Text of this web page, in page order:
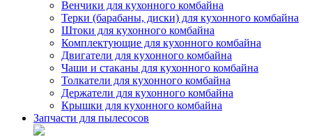
Венчики для кухонного комбайна
Терки (барабаны, диски) для кухонного комбайна
Штоки для кухонного комбайна
Комплектующие для кухонного комбайна
Двигатели для кухонного комбайна
Чаши и стаканы для кухонного комбайна
Толкатели для кухонного комбайна
Держатели для кухонного комбайна
Крышки для кухонного комбайна
Запчасти для пылесосов